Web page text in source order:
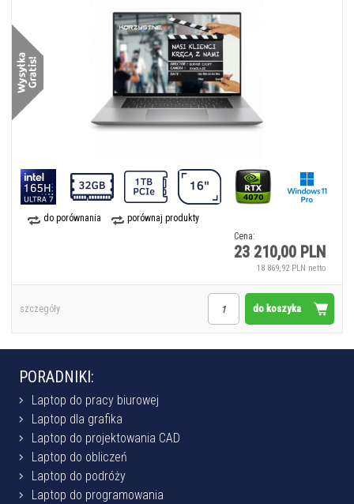
do porównania
porównaj produkty
Cena:
23 210,00 PLN
18 869,92 PLN netto
do koszyka
szczegóły
PORADNIKI:
Laptop do pracy biurowej
Laptop dla grafika
Laptop do projektowania CAD
Laptop do obliczeń
Laptop do podróży
Laptop do programowania